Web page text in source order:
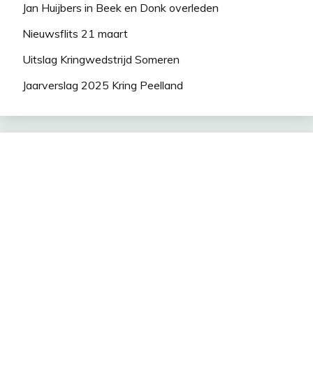
Jan Huijbers in Beek en Donk overleden
Nieuwsflits 21 maart
Uitslag Kringwedstrijd Someren
Jaarverslag 2025 Kring Peelland